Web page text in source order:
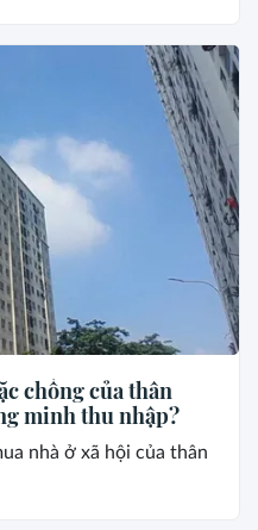
chồng của thân
minh thu nhập?
nhà ở xã hội của thân